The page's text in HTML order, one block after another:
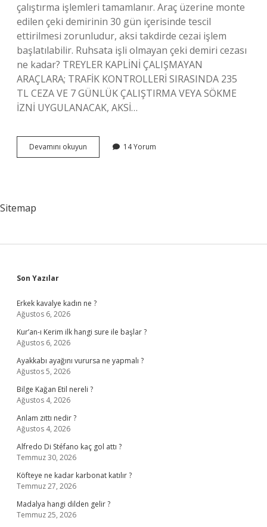
çalıştırma işlemleri tamamlanır. Araç üzerine monte
edilen çeki demirinin 30 gün içerisinde tescil
ettirilmesi zorunludur, aksi takdirde cezai işlem
başlatılabilir. Ruhsata işli olmayan çeki demiri cezası
ne kadar? TREYLER KAPLİNİ ÇALIŞMAYAN
ARAÇLARA; TRAFİK KONTROLLERİ SIRASINDA 235
TL CEZA VE 7 GÜNLÜK ÇALIŞTIRMA VEYA SÖKME
İZNİ UYGULANACAK, AKSİ…
Devamını okuyun
Demiri
14 Yorum
Sitemap
Sidebar
Son Yazılar
Erkek kavalye kadın ne ?
Ağustos 6, 2026
Kur’an-ı Kerim ilk hangi sure ile başlar ?
Ağustos 6, 2026
Ayakkabı ayağını vurursa ne yapmalı ?
Ağustos 5, 2026
Bilge Kağan Etil nereli ?
Ağustos 4, 2026
Anlam zıttı nedir ?
Ağustos 4, 2026
Alfredo Di Stéfano kaç gol attı ?
Temmuz 30, 2026
Köfteye ne kadar karbonat katılır ?
Temmuz 27, 2026
Madalya hangi dilden gelir ?
Temmuz 25, 2026